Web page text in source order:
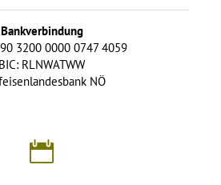
Bankverbindung
3200 0000 0747 4059
BIC: RLNWATWW
NÖ